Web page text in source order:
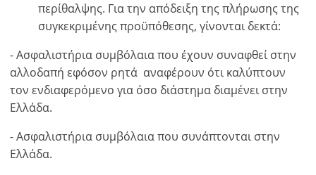
περίθαλψης. Για την απόδειξη της πλήρωσης της
συγκεκριμένης προϋπόθεσης, γίνονται δεκτά:
- Ασφαλιστήρια συμβόλαια που έχουν συναφθεί στην
αλλοδαπή εφόσον ρητά αναφέρουν ότι καλύπτουν
τον ενδιαφερόμενο για όσο διάστημα διαμένει στην
Ελλάδα.
- Ασφαλιστήρια συμβόλαια που συνάπτονται στην
Ελλάδα.
Νόμισμα
Μονάδες
EUR €
USD - $
GBP - £
m/km/m²
ft/mi/ft²
Αποθήκευση
English
Ελληνικά
Παρακαλώ
login
για
χρήση
της
Δεν
έχετε